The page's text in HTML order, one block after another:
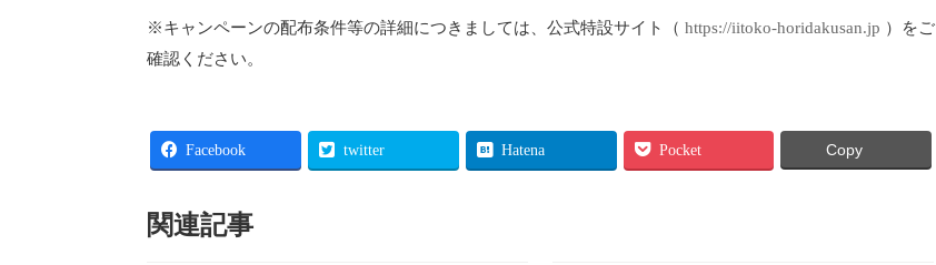
※キャンペーンの配布条件等の詳細につきましては、公式特設サイト（ https://iitoko-horidakusan.jp ）をご
確認ください。
Facebook twitter Hatena Pocket Copy
関連記事